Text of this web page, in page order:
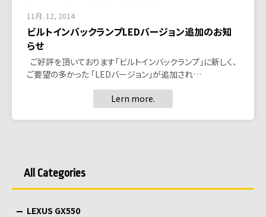
11月. 12, 2014
ビルトインバックランプLEDバージョン追加のお知
らせ
ご好評を頂いております「ビルトインバックランプ」に新しく、
ご要望の多かった 「LEDバージョン」が追加され…
Lern more.
All Categories
LEXUS GX550